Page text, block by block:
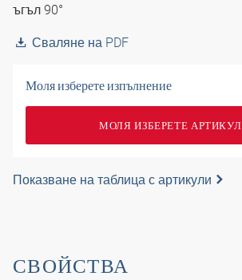
ъгъл 90°
Сваляне на PDF
Моля изберете изпълнение
МОЛЯ ИЗБЕРЕТЕ АРТИКУЛ
Показване на таблица с артикули
СВОЙСТВА